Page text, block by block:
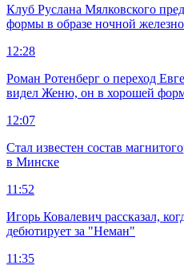
Клуб Руслана Мялковского
формы в образе ночной
12:28
Роман Ротенберг о переход
видел Женю, он в хорошей
12:07
Стал известен состав
в Минске
11:52
Игорь Ковалевич рассказал,
дебютирует за "Неман"
11:35